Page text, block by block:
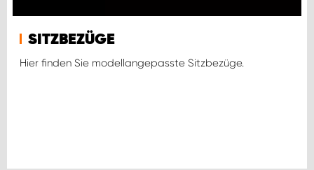
SITZBEZÜGE
Hier finden Sie modellangepasste Sitzbezüge.